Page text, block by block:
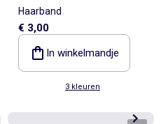
Haarband
€ 3,00
In winkelmandje
3 kleuren